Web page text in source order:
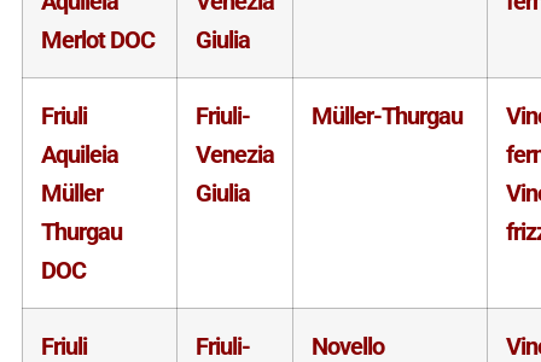
Merlot DOC
Giulia
Friuli
Aquileia
Müller
Thurgau
DOC
Friuli-
Venezia
Giulia
Müller-Thurgau
Friuli
Friuli-
Novello